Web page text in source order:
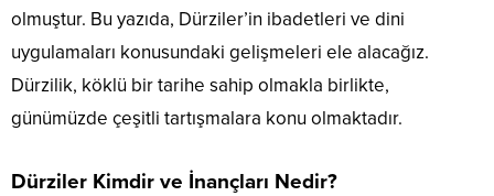
olmuştur. Bu yazıda, Dürziler’in ibadetleri ve dini
uygulamaları konusundaki gelişmeleri ele alacağız.
Dürzilik, köklü bir tarihe sahip olmakla birlikte,
günümüzde çeşitli tartışmalara konu olmaktadır.
Dürziler Kimdir ve İnançları Nedir?